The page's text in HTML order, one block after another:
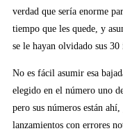
verdad que sería enorme
tiempo que les quede, y
se le hayan olvidado sus
No es fácil asumir esa
elegido en el número uno
pero sus números están
lanzamientos con errores